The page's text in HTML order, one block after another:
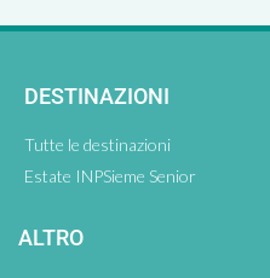
DESTINAZIONI
Tutte le destinazioni
Estate INPSieme Senior
ALTRO